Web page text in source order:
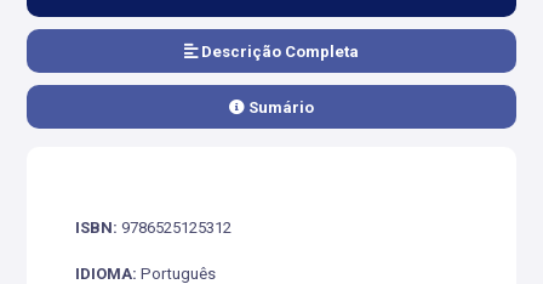
Descrição Completa
Sumário
ISBN: 9786525125312
IDIOMA: Português